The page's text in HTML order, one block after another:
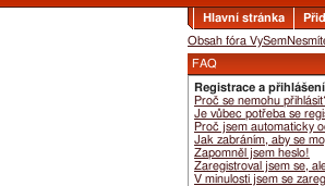
Hlavní stránka
Obsah fóra
FAQ
Registrace a přihlášení
Proč se nemohu
Je vůbec potřeba se
Proč jsem automaticky
Jak zabráním, aby se
Zapomněl jsem heslo!
Zaregistroval jsem se,
V minulosti jsem se